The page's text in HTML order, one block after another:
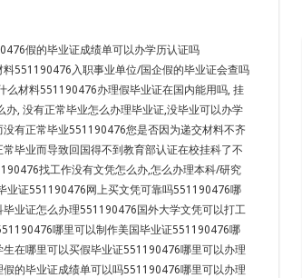
假的毕业证成绩单可以办学历认证吗
551190476入职事业单位/国企假的毕业证会查吗
么材料551190476办理假毕业证在国内能用吗, 挂
, 没有正常毕业怎么办理毕业证,没毕业可以办学
有正常毕业551190476您是否因为递交材料不齐
毕业而导致回国得不到教育部认证在校挂科了不
找工作没有文凭怎么办,怎么办理本科/研究
业证551190476网上买文凭可靠吗551190476哪
业证怎么办理551190476国外大学文凭可以打工
哪里可以制作美国毕业证551190476哪
在哪里可以买假毕业证551190476哪里可以办理
的毕业证成绩单可以吗551190476哪里可以办理